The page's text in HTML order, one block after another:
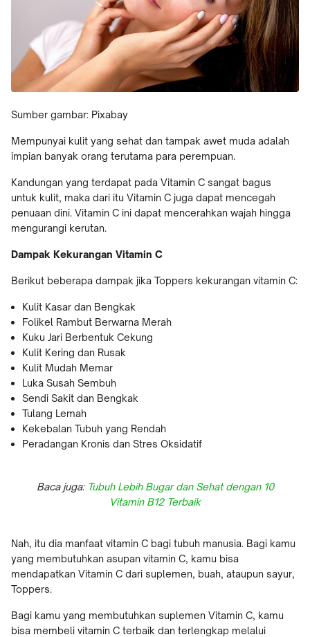
Sumber gambar: Pixabay
Mempunyai kulit yang sehat dan tampak awet muda adalah
impian banyak orang terutama para perempuan.
Kandungan yang terdapat pada Vitamin C sangat bagus
untuk kulit, maka dari itu Vitamin C juga dapat mencegah
penuaan dini. Vitamin C ini dapat mencerahkan wajah hingga
mengurangi kerutan.
Dampak Kekurangan Vitamin C
Berikut beberapa dampak jika Toppers kekurangan vitamin C:
Kulit Kasar dan Bengkak
Folikel Rambut Berwarna Merah
Kuku Jari Berbentuk Cekung
Kulit Kering dan Rusak
Kulit Mudah Memar
Luka Susah Sembuh
Sendi Sakit dan Bengkak
Tulang Lemah
Kekebalan Tubuh yang Rendah
Peradangan Kronis dan Stres Oksidatif
Baca juga:Tubuh Lebih Bugar dan Sehat dengan 10
Vitamin B12 Terbaik
Nah, itu dia manfaat vitamin C bagi tubuh manusia. Bagi kamu
yang membutuhkan asupan vitamin C, kamu bisa
mendapatkan Vitamin C dari suplemen, buah, ataupun sayur,
Toppers.
Bagi kamu yang membutuhkan suplemen Vitamin C, kamu
bisa membeli vitamin C terbaik dan terlengkap melalui